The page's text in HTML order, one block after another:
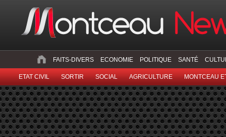
FAITS-DIVERS ECONOMIE POLITIQUE SANTÉ
ETAT CIVIL SORTIR SOCIAL AGRICULTURE MONTCEAU